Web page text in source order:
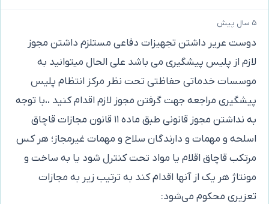
۵ سال پیش
دوست عریر داشتن تجهیزات دفاعی مستلزم داشتن مجوز
لازم از پلیس پیشگیری می باشد علی الحال میتوانید به
موسسات خدماتی حفاظتی تحت نظر مرکز انتظام پلیس
پیشگیری مراجعه جهت گرفتن مجوز لازم اقدام کنید ،،با توجه
به نداشتن مجوز قانونی طبق ماده ۱۱ قانون مجازات قاچاق
اسلحه و مهمات و دارندگان سلاح و مهمات غیرمجاز؛ هر کس
مرتکب قاچاق اقلام یا مواد تحت کنترل شود یا به ساخت و
مونتاژ هر یک از آنها اقدام کند به ترتیب زیر به مجازات
تعزیری محکوم می‌شود: